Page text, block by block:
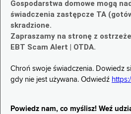
Gospodarstwa domowe mogą
świadczenia zastępcze TA
skradzione.
Zapraszamy na stronę z
EBT Scam Alert | OTDA.
Chroń swoje świadczenia. Dowiedz
gdy nie jest używana. Odwiedź
Powiedz nam, co myślisz! Weź